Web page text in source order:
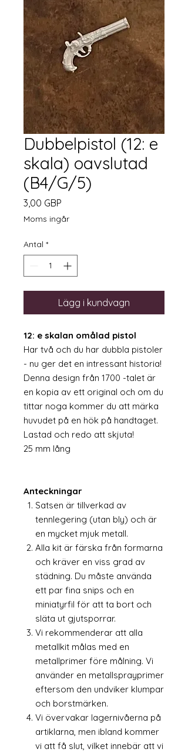
Dubbelpistol (12: e
skala) oavslutad
(B4/G/5)
3,00 GBP
Moms ingår
Antal *
Lägg i kundvagn
12: e skalan omålad pistol
Har två och du har dubbla pistoler
- nu ger det en intressant historia!
Denna design från 1700 -talet är
en kopia av ett original och om du
tittar noga kommer du att märka
huvudet på en hök på handtaget.
Lastad och redo att skjuta!
25 mm lång
Anteckningar
Satsen är tillverkad av
tennlegering (utan bly) och är
en mycket mjuk metall.
Alla kit är färska från formarna
och kräver en viss grad av
städning. Du måste använda
ett par fina snips och en
miniatyrfil för att ta bort och
släta ut gjutsporrar.
Vi rekommenderar att alla
metallkit målas med en
metallprimer före målning. Vi
använder en metallsprayprimer
eftersom den undviker klumpar
och borstmärken.
Vi övervakar lagernivåerna på
artiklarna, men ibland kommer
vi att få slut, vilket innebär att vi